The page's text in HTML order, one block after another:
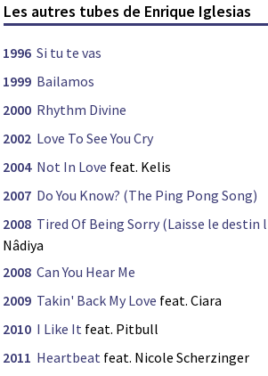
Les autres tubes de Enrique Iglesias
1996 Si tu te vas
1999 Bailamos
2000 Rhythm Divine
2002 Love To See You Cry
2004 Not In Love feat. Kelis
2007 Do You Know? (The Ping Pong Song)
2008 Tired Of Being Sorry (Laisse le
Nâdiya
2008 Can You Hear Me
2009 Takin' Back My Love feat. Ciara
2010 I Like It feat. Pitbull
2011 Heartbeat feat. Nicole Scherzinger